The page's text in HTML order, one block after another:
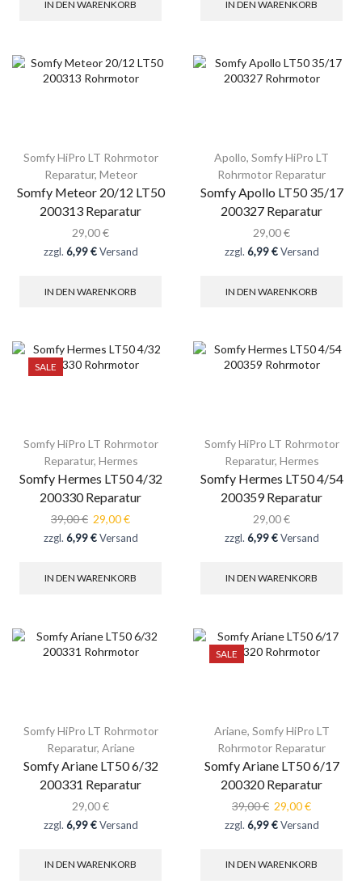
IN DEN WARENKORB IN DEN WARENKORB
Somfy HiPro LT Rohrmotor
Reparatur, Meteor
Somfy Meteor 20/12 LT50
200313 Reparatur
29,00€
zzgl. 6,99 €Versand
IN DEN WARENKORB
Apollo, Somfy HiPro LT
Rohrmotor Reparatur
Somfy Apollo LT50 35/17
200327 Reparatur
29,00€
zzgl. 6,99 €Versand
IN DEN WARENKORB
SALE
Somfy HiPro LT Rohrmotor
Reparatur, Hermes
Somfy Hermes LT50 4/32
200330 Reparatur
39,00€ 29,00€
zzgl. 6,99 €Versand
IN DEN WARENKORB
Somfy HiPro LT Rohrmotor
Reparatur, Hermes
Somfy Hermes LT50 4/54
200359 Reparatur
29,00€
zzgl. 6,99 €Versand
IN DEN WARENKORB
Somfy HiPro LT Rohrmotor
Reparatur, Ariane
Somfy Ariane LT50 6/32
200331 Reparatur
29,00€
zzgl. 6,99 €Versand
IN DEN WARENKORB
SALE
Ariane, Somfy HiPro LT
Rohrmotor Reparatur
Somfy Ariane LT50 6/17
200320 Reparatur
39,00€ 29,00€
zzgl. 6,99 €Versand
IN DEN WARENKORB